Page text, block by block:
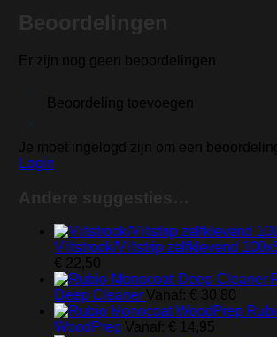
Er zijn nog geen beoordelingen
Beoordeling toevoegen
Je moet ingelogd zijn om een
Login
Viltstrook/Viltstrip zelfklevend
€ 22,50
Deep Cleaner Vanaf: € 30,80
WoodPrep Vanaf: € 14,95